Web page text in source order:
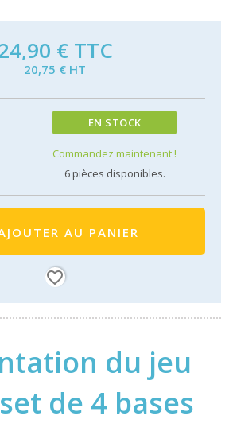
€ TTC
20,75 € HT
EN STOCK
Commandez maintenant !
6pièces disponibles.
AU PANIER
favorite_border
du jeu
de 4 bases